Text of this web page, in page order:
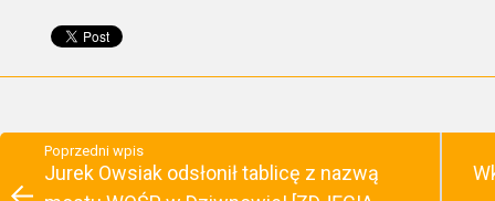
Poprzedni wpis
Jurek Owsiak odsłonił tablicę z nazwą